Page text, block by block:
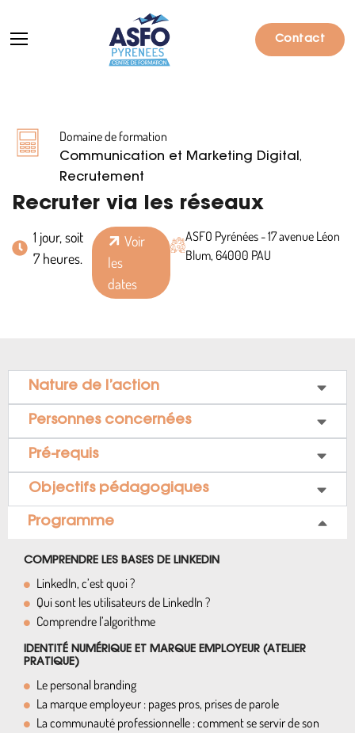
Contact
Formations
Particuliers
Entreprises
Qui sommes-nous ?
Domaine de formation
Communication et Marketing Digital ,
Recrutement
Recruter via les réseaux
1 jour, soit
7 heures.
Voir
les
dates
ASFO Pyrénées - 17 avenue Léon
Blum, 64000 PAU
Nature de l’action
Personnes concernées
Pré-requis
Objectifs pédagogiques
Programme
COMPRENDRE LES BASES DE LINKEDIN
LinkedIn, c’est quoi ?
Qui sont les utilisateurs de LinkedIn ?
Comprendre l’algorithme
IDENTITÉ NUMÉRIQUE ET MARQUE EMPLOYEUR (ATELIER
PRATIQUE)
Le personal branding
La marque employeur : pages pros, prises de parole
La communauté professionnelle : comment se servir de son